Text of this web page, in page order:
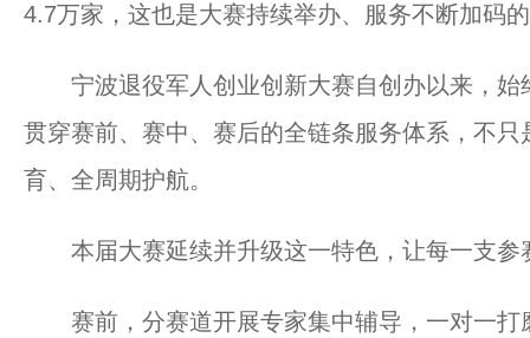
4.7万家，这也是大赛持续举办、服务不断加码
宁波退役军人创业创新大赛自创办以来，始
贯穿赛前、赛中、赛后的全链条服务体系，不
育、全周期护航。
本届大赛延续并升级这一特色，让每一支参
赛前，分赛道开展专家集中辅导，一对一打